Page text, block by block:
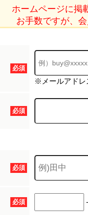
ホームページに掲
お手数ですが、
必須
※メールアドレ
必須
必須
必須 -